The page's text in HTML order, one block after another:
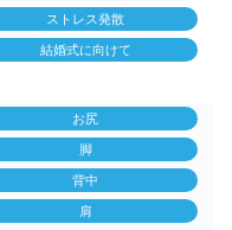
ストレス発散
結婚式に向けて
お尻
脚
背中
肩